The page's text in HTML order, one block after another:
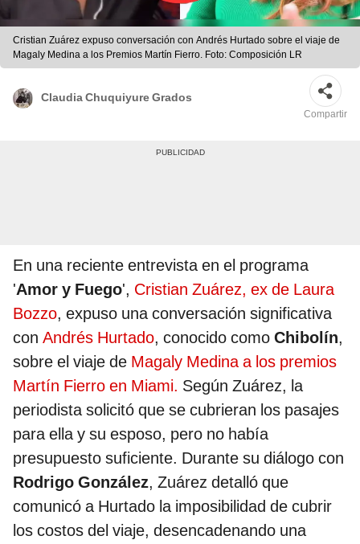
Cristian Zuárez expuso conversación con Andrés Hurtado sobre el viaje de
Magaly Medina a los Premios Martín Fierro. Foto: Composición LR
Claudia Chuquiyure Grados
Compartir
En una reciente entrevista en el programa
'Amor y Fuego', Cristian Zuárez, ex de Laura
Bozzo, expuso una conversación significativa
con Andrés Hurtado, conocido como Chibolín,
sobre el viaje de Magaly Medina a los premios
Martín Fierro en Miami. Según Zuárez, la
periodista solicitó que se cubrieran los pasajes
para ella y su esposo, pero no había
presupuesto suficiente. Durante su diálogo con
Rodrigo González, Zuárez detalló que
comunicó a Hurtado la imposibilidad de cubrir
los costos del viaje, desencadenando una